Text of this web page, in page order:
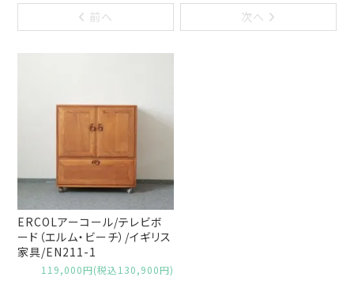
前へ 次へ
ERCOLアーコール/テレビボ
ード（エルム・ビーチ）/イギリス
家具/EN211-1
119,000円(税込130,900円)